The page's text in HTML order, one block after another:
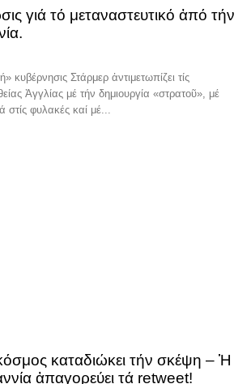
γιά τό μεταναστευτικό ἀπό τήν
κυβέρνησις Στάρμερ ἀντιμετωπίζει τίς
Ἀγγλίας μέ τήν δημιουργία «στρατοῦ», μέ
στίς φυλακές καί μέ...
καταδιώκει τήν σκέψη – Ἡ
ἀπαγορεύει τά retweet!